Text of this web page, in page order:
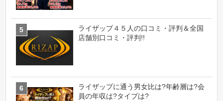
ライザップ４５人の口コミ・評判＆全国
店舗別口コミ・評判!!
ライザップに通う男女比は?年齢層は?会
員の年収は?タイプは?